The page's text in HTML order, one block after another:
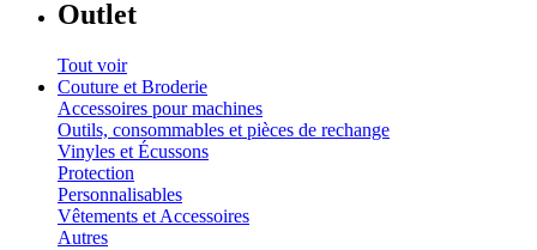
Outlet
Tout voir
Couture et Broderie
Accessoires pour machines
Outils, consommables et pièces de rechange
Vinyles et Écussons
Protection
Personnalisables
Vêtements et Accessoires
Autres